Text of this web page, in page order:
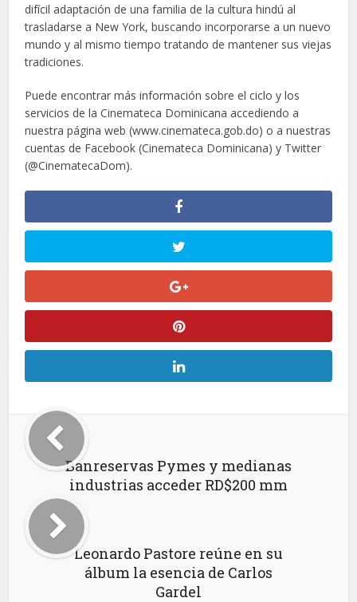
difícil adaptación de una familia de la cultura hindú al
trasladarse a New York, buscando incorporarse a un nuevo
mundo y al mismo tiempo tratando de mantener sus viejas
tradiciones.
Puede encontrar más información sobre el ciclo y los
servicios de la Cinemateca Dominicana accediendo a
nuestra página web (www.cinemateca.gob.do) o a nuestras
cuentas de Facebook (Cinemateca Dominicana) y Twitter
(@CinematecaDom).
Banreservas Pymes y medianas
industrias acceder RD$200 mm
Leonardo Pastore reúne en su
álbum la esencia de Carlos
Gardel